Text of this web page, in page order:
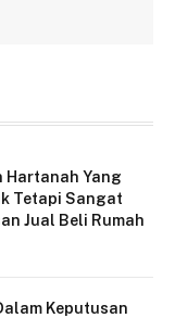
Hartanah Yang
Tetapi Sangat
Jual Beli Rumah
Keputusan